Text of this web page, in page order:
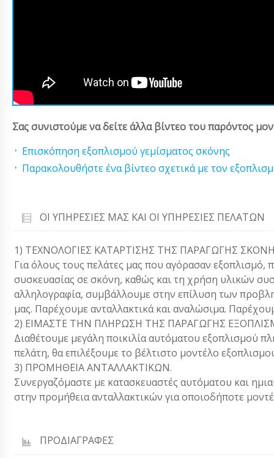
Σας συνιστούμε να δείτε άλλα βίντεο του παρόντος
Επισκόπηση εξοπλισμού γεμίσματος σκόνης
Παρακολουθήστε ένα βίντεο σχετικά με τον
ΟΙ ΥΠΗΡΕΣΊΕΣ ΜΑΣ ΚΑΙ ΟΙ ΥΠΗΡΕΣΊΕΣ ΠΕΛΑΤΏΝ
1) ΤΕΧΝΟΛΟΓΙΕΣ ΚΑΤΑΡΤΙΣΗΣ ΤΗΣ ΠΑΡΑΓΩΓΗΣ
Για όλους τους πελάτες μας που αγόρασαν εξοπλισμό,
συσκευασίας σε σκόνη, καθώς και τη χρήση υλικών
αλληλογραφία, συμβάλλουμε στην επίλυση των
μας. Παρέχουμε ανταλλακτικά και αναλώσιμα.
2) ΕΙΜΑΣΤΕ ΤΗΝ ΠΛΗΡΩΣΗ ΤΗΣ ΠΑΡΑΓΩΓΗΣ
Διαθέτουμε μεγάλη ποικιλία αυτόματου εξοπλισμού
πελάτη, θα επιλέξουμε το βέλτιστο μοντέλο
3) ΠΡΟΜΗΘΕΙΑ ΑΝΤΑΛΛΑΚΤΙΚΩΝ.
Συνεργαζόμαστε με κατασκευαστές αυτόματου και
στην προμήθεια ανταλλακτικών για οποιοδήποτε
ΠΡΟΔΙΑΓΡΑΦΕΣ